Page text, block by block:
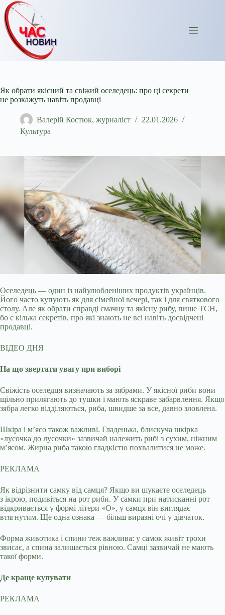
Перейти
до
вмісту
Як обрати якісний та свіжий оселедець: про ці секрети
не розкажуть навіть продавці
Валерій Костюк, журналіст
22.01.2026
Культура
Оселедець — один із найулюбленіших продуктів українців.
Його часто купують як для сімейної вечері, так і для святкового
столу. Але як обрати справді смачну та якісну рибу, пише ТСН,
бо є кілька секретів, про які знають не всі навіть досвідчені
продавці.
ВІДЕО ДНЯ
На що звертати увагу при виборі
Свіжість оселедця визначають за зябрами. У якісної риби вони
щільно прилягають до тушки і мають яскраве забарвлення. Якщо
зябра легко відділяються, риба, швидше за все, давно зловлена.
Шкіра і м’ясо також важливі. Гладенька, блискуча шкірка
«лусочка до лусочки» зазвичай належить рибі з сухим, ніжним
м’ясом. Жирна риба такою гладкістю похвалитися не може.
РЕКЛАМА
Як відрізнити самку від самця? Якщо ви шукаєте оселедець
з ікрою, подивіться на рот риби. У самки при натисканні рот
відкривається у формі літери «О», у самця він виглядає
втягнутим. Ще одна ознака — більш виразні очі у дівчаток.
Форма животика і спини теж важлива: у самок живіт трохи
звисає, а спина залишається рівною. Самці зазвичай не мають
такої форми.
Де краще купувати
РЕКЛАМА